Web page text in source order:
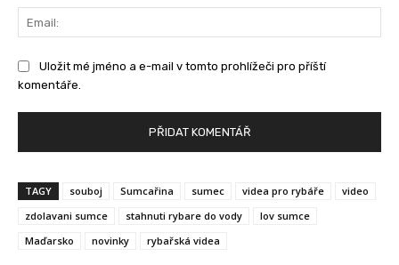
Uložit mé jméno a e-mail v tomto prohlížeči pro příští
komentáře.
TAGY souboj Sumcařina sumec videa pro rybáře
video
zdolavani sumce
stahnuti rybare do vody
lov sumce
Maďarsko
novinky rybařská videa